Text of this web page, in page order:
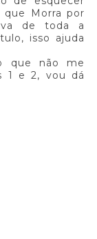
Morra por
de toda a
isso ajuda
que não me
1 e 2, vou dá